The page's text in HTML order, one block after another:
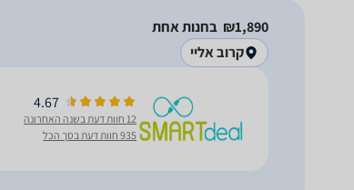
1,890‏₪
בחנות אחת
קרוב אליי
4.67
12 חוות דעת בשנה האחרונה
935 חוות דעת בסך הכל